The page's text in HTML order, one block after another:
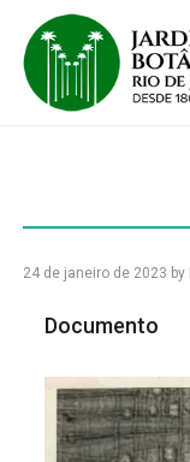
24 de janeiro de 2023 by
Documento